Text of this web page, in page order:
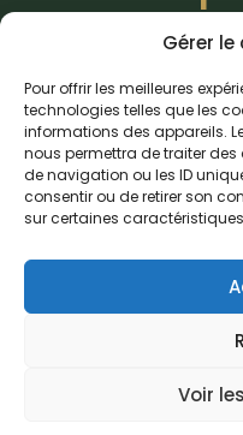
Gérer
Pour offrir les meilleures
technologies telles que les
informations des appareils.
nous permettra de traiter
de navigation ou les ID
consentir ou de retirer son
sur certaines
Voir
Nous recevons avec
PMR, toutefois notre
nous contacter
Mentions légales–Protection
Amadeus: wbccfaur –